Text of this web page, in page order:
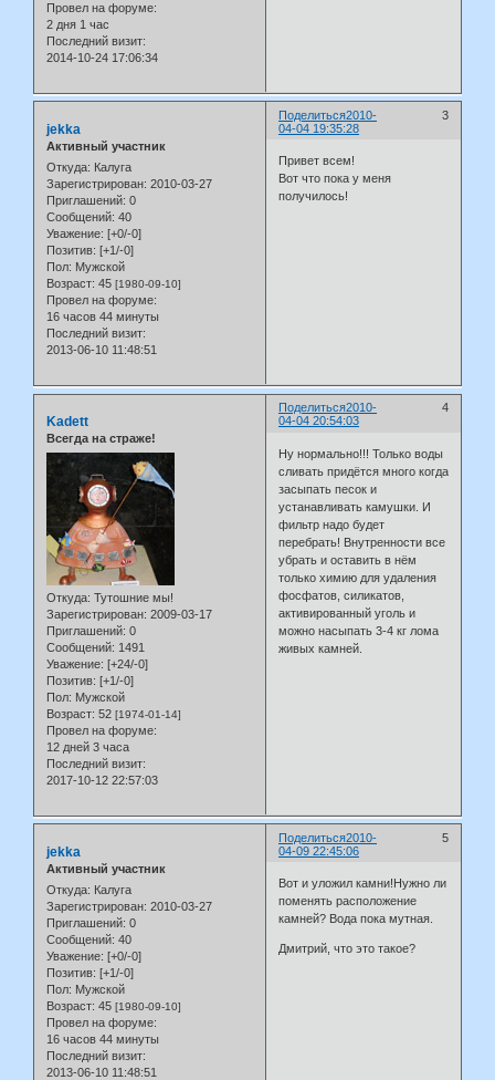
Провел на форуме:
2 дня 1 час
Последний визит:
2014-10-24 17:06:34
Поделиться 3
2010-
04-04 19:35:28
jekka
Активный участник
Откуда: Калуга
Зарегистрирован: 2010-03-27
Приглашений: 0
Сообщений: 40
Уважение: [+0/-0]
Позитив: [+1/-0]
Пол: Мужской
Возраст: 45 [1980-09-10]
Провел на форуме:
16 часов 44 минуты
Последний визит:
2013-06-10 11:48:51
Привет всем!
Вот что пока у меня
получилось!
Поделиться 4
2010-
04-04 20:54:03
Kadett
Всегда на страже!
Откуда: Тутошние мы!
Зарегистрирован: 2009-03-17
Приглашений: 0
Сообщений: 1491
Уважение: [+24/-0]
Позитив: [+1/-0]
Пол: Мужской
Возраст: 52 [1974-01-14]
Провел на форуме:
12 дней 3 часа
Последний визит:
2017-10-12 22:57:03
Ну нормально!!! Только воды
сливать придётся много когда
засыпать песок и
устанавливать камушки. И
фильтр надо будет
перебрать! Внутренности все
убрать и оставить в нём
только химию для удаления
фосфатов, силикатов,
активированный уголь и
можно насыпать 3-4 кг лома
живых камней.
Поделиться 5
2010-
04-09 22:45:06
jekka
Активный участник
Откуда: Калуга
Зарегистрирован: 2010-03-27
Приглашений: 0
Сообщений: 40
Уважение: [+0/-0]
Позитив: [+1/-0]
Пол: Мужской
Возраст: 45 [1980-09-10]
Провел на форуме:
16 часов 44 минуты
Последний визит:
2013-06-10 11:48:51
Вот и уложил камни!Нужно ли
поменять расположение
камней? Вода пока мутная.
Дмитрий, что это такое?